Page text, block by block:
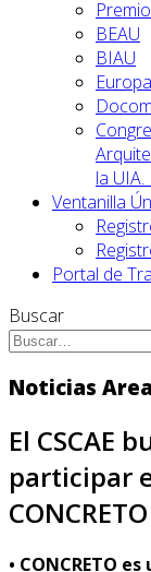
BEAU
BIAU
la
Ventanilla
Portal de
Buscar
Noticias
El CSCAE
participar
• CONCRETO